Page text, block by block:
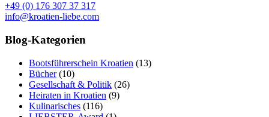
+49 (0) 176 307 37 317
info@kroatien-liebe.com
Blog-Kategorien
Bootsführerschein Kroatien (13)
Bücher(10)
Gesellschaft & Politik (26)
Heiraten in Kroatien (9)
Kulinarisches (116)